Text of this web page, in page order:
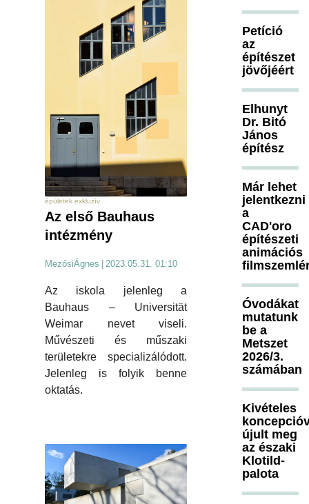
épületek exkluzív
Az első Bauhaus
intézmény
MezősiÁgnes 2023.05.31. 01:10
Az iskola jelenleg a
Bauhaus – Universität
Weimar nevet viseli.
Művészeti és műszaki
területekre specializálódott.
Jelenleg is folyik benne
oktatás.
Petíció
az
építészet
jövőjéért
Elhunyt
Dr. Bitó
János
építész
Már lehet
jelentkezni
a
CAD'oro
építészeti
animációs
Óvodákat
mutatunk
be a
Metszet
2026/3.
számában
Kivételes
újult meg
az északi
Klotild-
palota